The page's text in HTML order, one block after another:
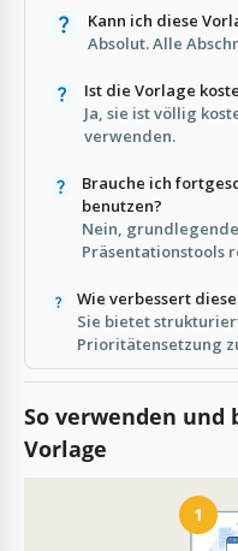
Kann ich diese
Absolut. Alle
Ist die Vorlage
Ja, sie ist völlig
verwenden.
Brauche ich
benutzen?
Nein,
Präsentationstools
Wie verbessert
Sie bietet
Prioritätensetzung
So verwenden und
Vorlage
1